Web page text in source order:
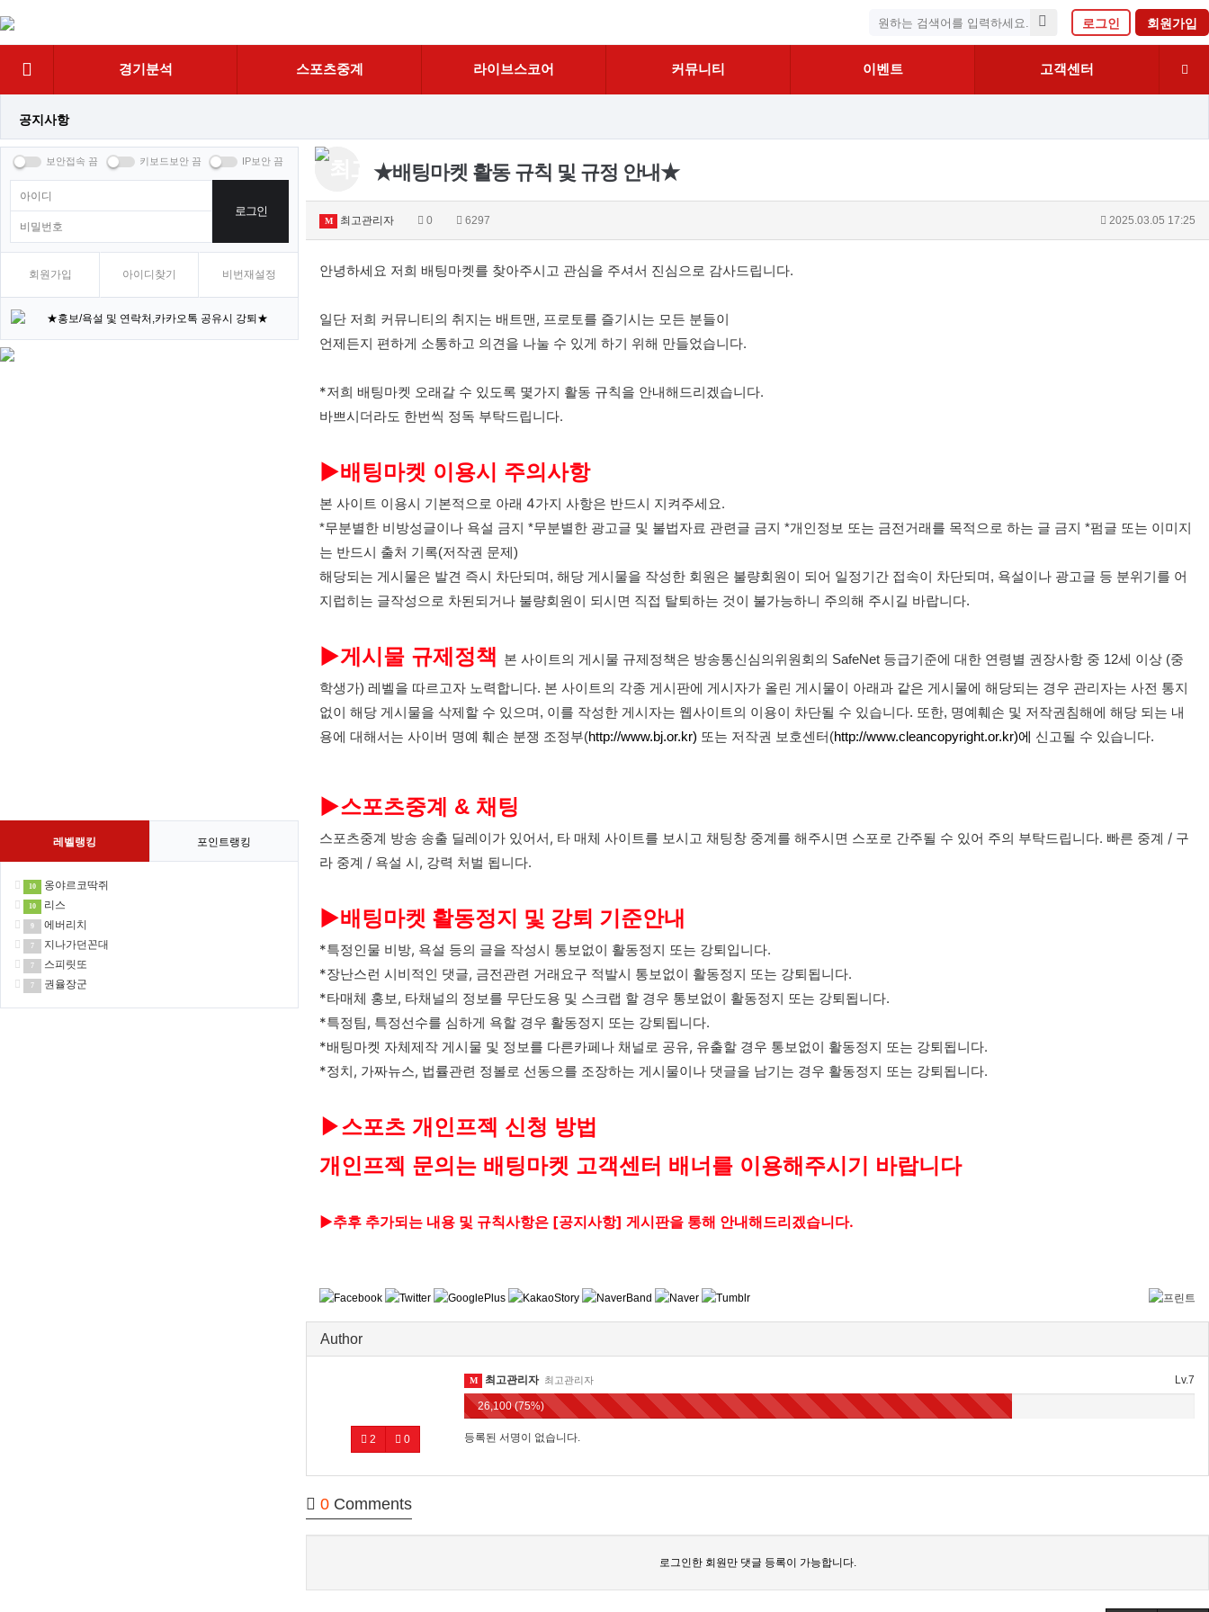
상
단
비
로그인 회원가입
경기분석 스포츠중계 라이브스코어 커뮤니티 이벤트 고객센터
공지사항
★배팅마켓 활동 규칙 및 규정 안내★
M 최고관리자 0 6297 2025.03.05 17:25
안녕하세요 저희 배팅마켓를 찾아주시고 관심을 주셔서 진심으로 감사드립니다.
일단 저희 커뮤니티의 취지는 배트맨, 프로토를 즐기시는 모든 분들이
언제든지 편하게 소통하고 의견을 나눌 수 있게 하기 위해 만들었습니다.
*저희 배팅마켓 오래갈 수 있도록 몇가지 활동 규칙을 안내해드리겠습니다.
바쁘시더라도 한번씩 정독 부탁드립니다.
▶배팅마켓 이용시 주의사항
본 사이트 이용시 기본적으로 아래 4가지 사항은 반드시 지켜주세요.
*무분별한 비방성글이나 욕설 금지 *무분별한 광고글 및 불법자료 관련글 금지 *개인정보 또는 금전거래를 목적으로 하는 글 금지 *펌글 또는 이미지
는 반드시 출처 기록(저작권 문제)
해당되는 게시물은 발견 즉시 차단되며, 해당 게시물을 작성한 회원은 불량회원이 되어 일정기간 접속이 차단되며, 욕설이나 광고글 등 분위기를 어
지럽히는 글작성으로 차된되거나 불량회원이 되시면 직접 탈퇴하는 것이 불가능하니 주의해 주시길 바랍니다.
▶게시물 규제정책 본 사이트의 게시물 규제정책은 방송통신심의위원회의 SafeNet 등급기준에 대한 연령별 권장사항 중 12세 이상 (중
학생가) 레벨을 따르고자 노력합니다. 본 사이트의 각종 게시판에 게시자가 올린 게시물이 아래과 같은 게시물에 해당되는 경우 관리자는 사전 통지
없이 해당 게시물을 삭제할 수 있으며, 이를 작성한 게시자는 웹사이트의 이용이 차단될 수 있습니다. 또한, 명예훼손 및 저작권침해에 해당 되는 내
용에 대해서는 사이버 명예 훼손 분쟁 조정부(http://www.bj.or.kr) 또는 저작권 보호센터(http://www.cleancopyright.or.kr)에 신고될 수 있습니다.
▶스포츠중계 & 채팅
스포츠중계 방송 송출 딜레이가 있어서, 타 매체 사이트를 보시고 채팅창 중계를 해주시면 스포로 간주될 수 있어 주의 부탁드립니다. 빠른 중계 / 구
라 중계 / 욕설 시, 강력 처벌 됩니다.
▶배팅마켓 활동정지 및 강퇴 기준안내
*특정인물 비방, 욕설 등의 글을 작성시 통보없이 활동정지 또는 강퇴입니다.
*장난스런 시비적인 댓글, 금전관련 거래요구 적발시 통보없이 활동정지 또는 강퇴됩니다.
*타매체 홍보, 타채널의 정보를 무단도용 및 스크랩 할 경우 통보없이 활동정지 또는 강퇴됩니다.
*특정팀, 특정선수를 심하게 욕할 경우 활동정지 또는 강퇴됩니다.
*배팅마켓 자체제작 게시물 및 정보를 다른카페나 채널로 공유, 유출할 경우 통보없이 활동정지 또는 강퇴됩니다.
*정치, 가짜뉴스, 법률관련 정볼로 선동으를 조장하는 게시물이나 댓글을 남기는 경우 활동정지 또는 강퇴됩니다.
▶스포츠 개인프젝 신청 방법
개인프젝 문의는 배팅마켓 고객센터 배너를 이용해주시기 바랍니다
▶추후 추가되는 내용 및 규칙사항은 [공지사항] 게시판을 통해 안내해드리겠습니다.
Author
2 0
Lv.7
M 최고관리자 최고관리자
26,100 (75%)
등록된 서명이 없습니다.
0 Comments
로그인한 회원만 댓글 등록이 가능합니다.
로그인
회원가입 아이디찾기 비번재설정
★배팅마켓 활동 규칙 및 규정 안내★
레벨랭킹 포인트랭킹
10 옹야르코딱쥐
10 리스
9 에버리치
7 지나가던꼰대
7 스피릿또
7 권율장군